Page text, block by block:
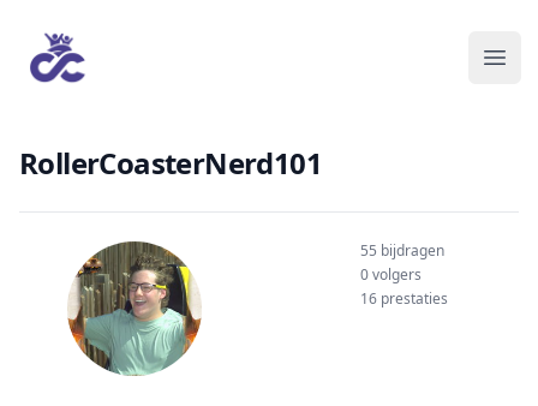
RollerCoasterNerd101
55 bijdragen
0 volgers
16 prestaties